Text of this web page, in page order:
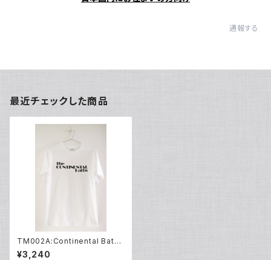
通報する
最近チェックした商品
TM002A:Continental Baths
TEE / WHT
¥3,240